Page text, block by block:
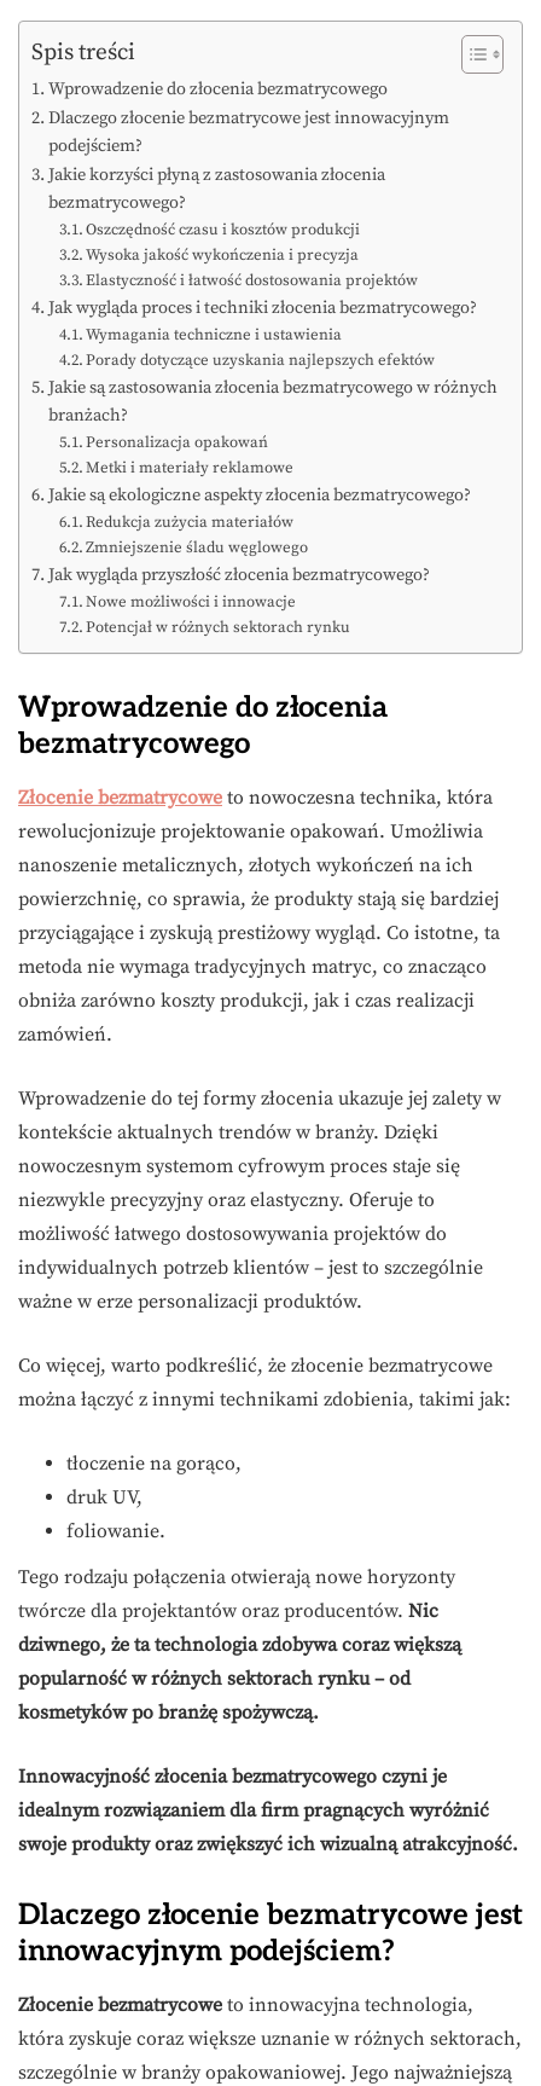
Spis treści
Wprowadzenie do złocenia bezmatrycowego
Dlaczego złocenie bezmatrycowe jest innowacyjnym
podejściem?
Jakie korzyści płyną z zastosowania złocenia
bezmatrycowego?
Oszczędność czasu i kosztów produkcji
Wysoka jakość wykończenia i precyzja
Elastyczność i łatwość dostosowania projektów
Jak wygląda proces i techniki złocenia bezmatrycowego?
Wymagania techniczne i ustawienia
Porady dotyczące uzyskania najlepszych efektów
Jakie są zastosowania złocenia bezmatrycowego w różnych
branżach?
Personalizacja opakowań
Metki i materiały reklamowe
Jakie są ekologiczne aspekty złocenia bezmatrycowego?
Redukcja zużycia materiałów
Zmniejszenie śladu węglowego
Jak wygląda przyszłość złocenia bezmatrycowego?
Nowe możliwości i innowacje
Potencjał w różnych sektorach rynku
Wprowadzenie do złocenia
bezmatrycowego
Złocenie bezmatrycowe to nowoczesna technika, która
rewolucjonizuje projektowanie opakowań. Umożliwia
nanoszenie metalicznych, złotych wykończeń na ich
powierzchnię, co sprawia, że produkty stają się bardziej
przyciągające i zyskują prestiżowy wygląd. Co istotne, ta
metoda nie wymaga tradycyjnych matryc, co znacząco
obniża zarówno koszty produkcji, jak i czas realizacji
zamówień.
Wprowadzenie do tej formy złocenia ukazuje jej zalety w
kontekście aktualnych trendów w branży. Dzięki
nowoczesnym systemom cyfrowym proces staje się
niezwykle precyzyjny oraz elastyczny. Oferuje to
możliwość łatwego dostosowywania projektów do
indywidualnych potrzeb klientów – jest to szczególnie
ważne w erze personalizacji produktów.
Co więcej, warto podkreślić, że złocenie bezmatrycowe
można łączyć z innymi technikami zdobienia, takimi jak:
tłoczenie na gorąco,
druk UV,
foliowanie.
Tego rodzaju połączenia otwierają nowe horyzonty
twórcze dla projektantów oraz producentów. Nic
dziwnego, że ta technologia zdobywa coraz większą
popularność w różnych sektorach rynku – od
kosmetyków po branżę spożywczą.
Innowacyjność złocenia bezmatrycowego czyni je
idealnym rozwiązaniem dla firm pragnących wyróżnić
swoje produkty oraz zwiększyć ich wizualną atrakcyjność.
Dlaczego złocenie bezmatrycowe jest
innowacyjnym podejściem?
Złocenie bezmatrycowe to innowacyjna technologia,
która zyskuje coraz większe uznanie w różnych sektorach,
szczególnie w branży opakowaniowej. Jego najważniejszą